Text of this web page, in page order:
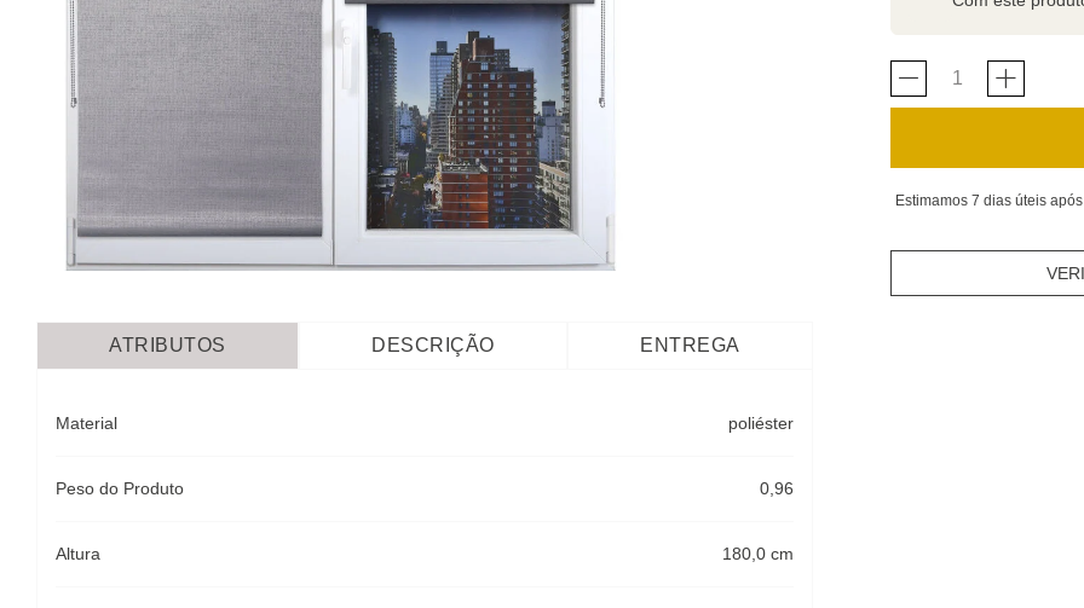
Estimamos 7 dias úteis
ATRIBUTOS DESCRIÇÃO ENTREGA
Material poliéster
Peso do Produto 0,96
Altura 180,0 cm